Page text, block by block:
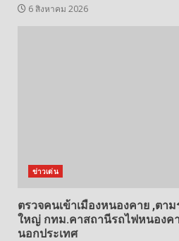
6 สิงหาคม 2026
ข่าวเด่น
ตรวจคนเข้าเมืองหนองคาย ,ตา
ใหญ่ กทม.คาสถานีรถไฟหนองค
นอกประเทศ